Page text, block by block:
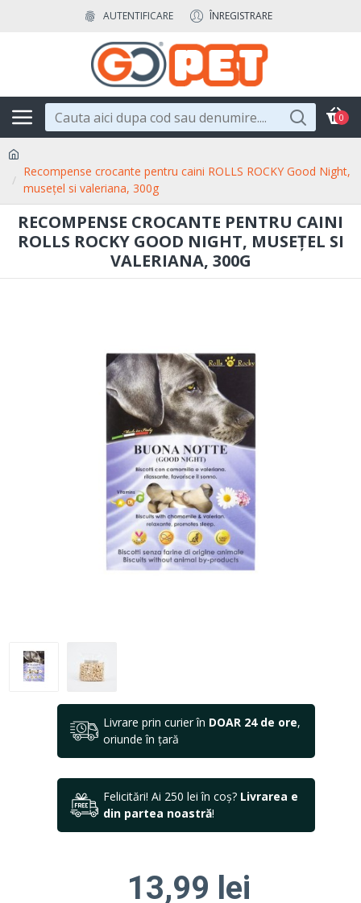
AUTENTIFICARE ÎNREGISTRARE
0
Recompense crocante pentru caini ROLLS ROCKY Good Night,
musețel si valeriana, 300g
RECOMPENSE CROCANTE PENTRU CAINI
ROLLS ROCKY GOOD NIGHT, MUSEȚEL SI
VALERIANA, 300G
Livrare prin curier în DOAR 24 de ore,
oriunde în țară
Felicitări! Ai 250 lei în coș? Livrarea e
din partea noastră!
13,99 lei